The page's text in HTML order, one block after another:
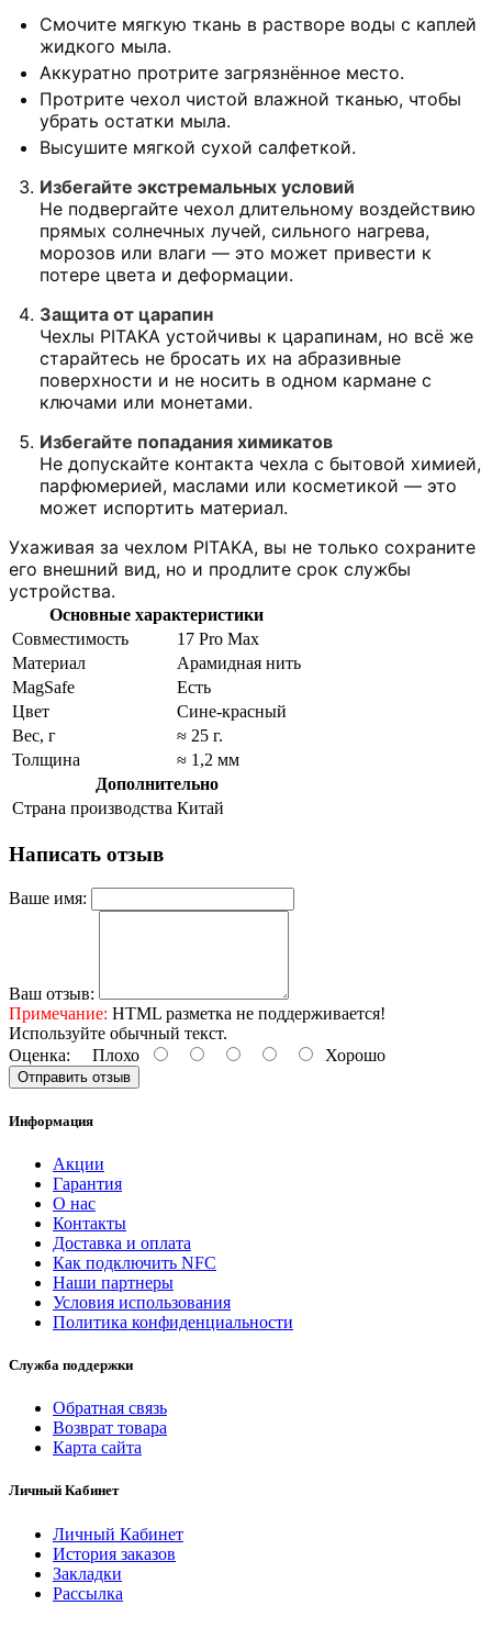
Смочите мягкую ткань в растворе воды с каплей
жидкого мыла.
Аккуратно протрите загрязнённое место.
Протрите чехол чистой влажной тканью, чтобы
убрать остатки мыла.
Высушите мягкой сухой салфеткой.
Избегайте экстремальных условий
Не подвергайте чехол длительному воздействию
прямых солнечных лучей, сильного нагрева,
морозов или влаги — это может привести к
потере цвета и деформации.
Защита от царапин
Чехлы PITAKA устойчивы к царапинам, но всё же
старайтесь не бросать их на абразивные
поверхности и не носить в одном кармане с
ключами или монетами.
Избегайте попадания химикатов
Не допускайте контакта чехла с бытовой химией,
парфюмерией, маслами или косметикой — это
может испортить материал.
Ухаживая за чехлом PITAKA, вы не только сохраните
его внешний вид, но и продлите срок службы
устройства.
Основные характеристики
Совместимость
17 Pro Max
Материал
Арамидная нить
MagSafe
Есть
Цвет
Сине-красный
Вес, г
≈ 25 г.
Толщина
≈ 1,2 мм
Дополнительно
Страна производства Китай
Написать отзыв
Ваше имя:
Ваш отзыв:
Примечание: HTML разметка не поддерживается!
Используйте обычный текст.
Оценка: Плохо Хорошо
Отправить отзыв
Информация
Акции
Гарантия
O нас
Контакты
Доставка и оплата
Как подключить NFC
Наши партнеры
Условия использования
Политика конфиденциальности
Служба поддержки
Обратная связь
Возврат товара
Карта сайта
Личный Кабинет
Личный Кабинет
История заказов
Закладки
Рассылка